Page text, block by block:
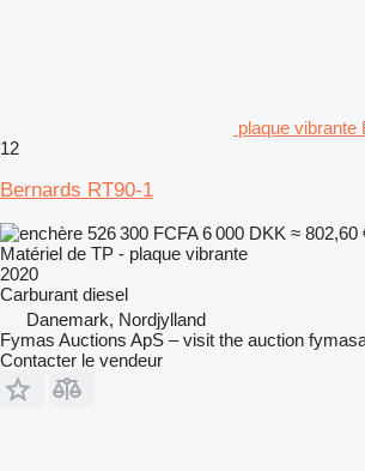
plaque vibrante
12
Bernards RT90-1
526 300 FCFA6 000 DKK ≈ 802,60
Matériel de TP - plaque vibrante
2020
Carburant diesel
Danemark, Nordjylland
Fymas Auctions ApS – visit the auction
Contacter le vendeur